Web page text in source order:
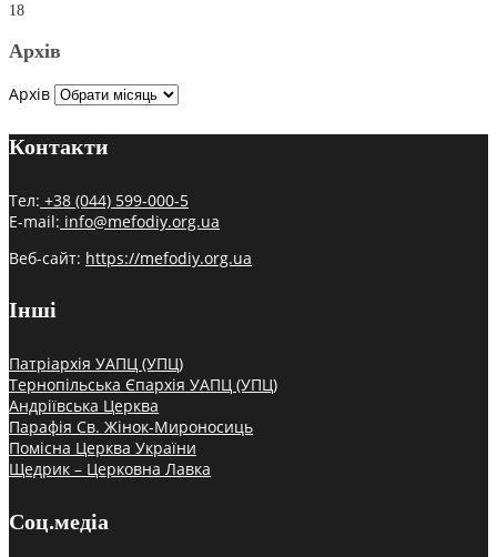
18
Архів
Архів
Контакти
Тел: +38 (044) 599-000-5
E-mail: info@mefodiy.org.ua
Веб-сайт: https://mefodiy.org.ua
Інші
Патріархія УАПЦ (УПЦ)
Тернопільська Єпархія УАПЦ (УПЦ)
Андріївська Церква
Парафія Св. Жінок-Мироносиць
Помісна Церква України
Щедрик – Церковна Лавка
Соц.медіа